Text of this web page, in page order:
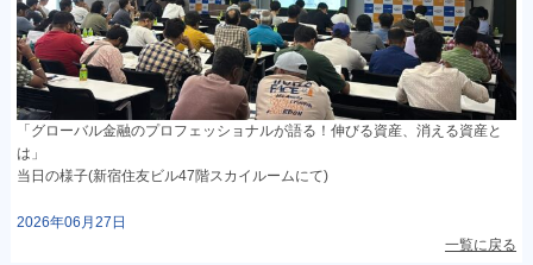
「グローバル金融のプロフェッショナルが語る！伸びる資産、消える資産と
は」
当日の様子(新宿住友ビル47階スカイルームにて)
2026年06月27日
一覧に戻る